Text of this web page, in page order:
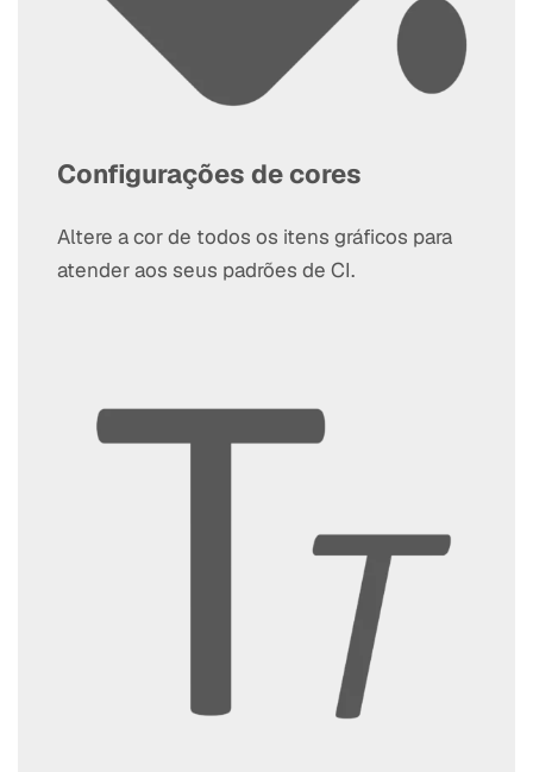
Configurações de cores
Altere a cor de todos os itens gráficos para
atender aos seus padrões de CI.